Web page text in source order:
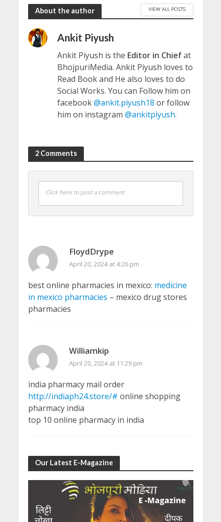
About the author VIEW ALL POSTS
Ankit Piyush
Ankit Piyush is the Editor in Chiefat
BhojpuriMedia. Ankit Piyush loves to
Read Book and He also loves to do
Social Works. You can Follow him on
facebook@ankit.piyush18 or follow
him on instagram @ankitpiyush.
2 Comments
Click here to post a comment
FloydDrype
April 20, 2024 at 4:26 pm
best online pharmacies in mexico: medicine
in mexico pharmacies – mexico drug stores
pharmacies
Williamkip
April 20, 2024 at 11:29 pm
india pharmacy mail order
http://indiaph24.store/# online shopping
pharmacy india
top 10 online pharmacy in india
Our Latest E-Magazine